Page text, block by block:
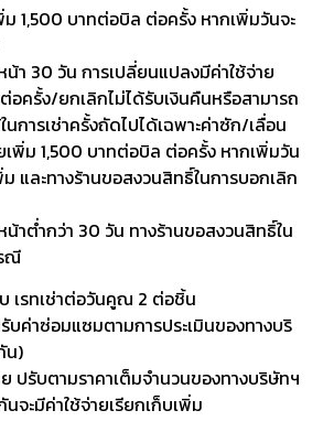
ม 1,500 บาทต่อบิล ต่อครั้ง หากเพิ่มวันจะ
า 30 วัน การเปลี่ยนแปลงมีค่าใช้จ่าย
ครั้ง/ยกเลิกไม่ได้รับเงินคืนหรือสามารถ
นการเช่าครั้งถัดไปได้เฉพาะค่าซัก/เลื่อน
เพิ่ม 1,500 บาทต่อบิล ต่อครั้ง หากเพิ่มวัน
และทางร้านขอสงวนสิทธิ์ในการบอกเลิก
าต่ำกว่า 30 วัน ทางร้านขอสงวนสิทธิ์ใน
ณี
เรทเช่าต่อวันคูณ 2 ต่อชิ้น
ค่าซ่อมแซมตามการประเมินของทางบริ
น)
รับตามราคาเต็มจำนวนของทางบริษัทฯ
นจะมีค่าใช้จ่ายเรียกเก็บเพิ่ม